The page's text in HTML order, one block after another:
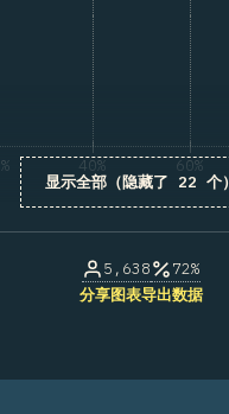
显示全部（隐藏了 22 个）
40% 60%
5,638
72%
分享图表导出数据